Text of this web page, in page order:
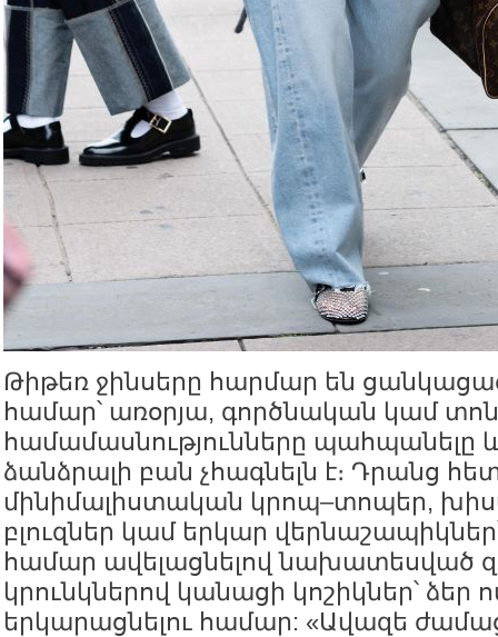
Թիթեռ ջինսերը հարմար են
համար՝ առօրյա, գործնական կամ
համամասնությունները պահպանելը
ձանձրալի բան չհագնելն է։ Դրանց
մինիմալիստական կրոպ–տոպեր,
բլուզներ կամ երկար
համար ավելացնելով նախատեսված
կրունկներով կանացի կոշիկներ՝ ձեր
երկարացնելու համար: «Ավազե